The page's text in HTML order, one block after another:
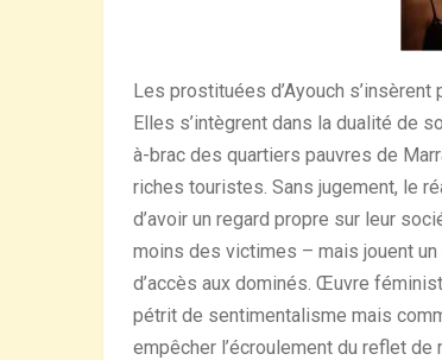
Les prostituées d’Ayouch
Elles s’intègrent dans la dualité de
à-brac des quartiers pauvres de
riches touristes. Sans jugement, le
d’avoir un regard propre sur leur
moins des victimes – mais jouent
d’accès aux dominés. Œuvre
pétrit de sentimentalisme mais
empêcher l’écroulement du reflet